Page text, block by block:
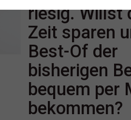
riesig. Willst
Zeit sparen
Best-Of der
bisherigen
bequem per
bekommen?